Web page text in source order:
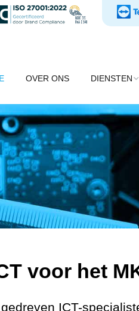
OVER ONS DIENSTEN
Office 365
Private Cloud
PetCloud
Online backup
voor het
ICT-